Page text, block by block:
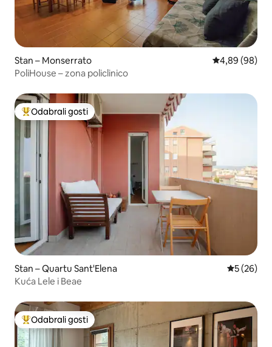
Stan – Monserrato Prosječna
4,89 (98)
PoliHouse – zona policlinico
Među najviše rangiranima s oznakom „Odabrali gosti”
Odabrali gosti
Stan – Quartu Sant'Elena Prosječna
5 (26)
Kuća Lele i Beae
Među najviše rangiranima s oznakom „Odabrali gosti”
Odabrali gosti